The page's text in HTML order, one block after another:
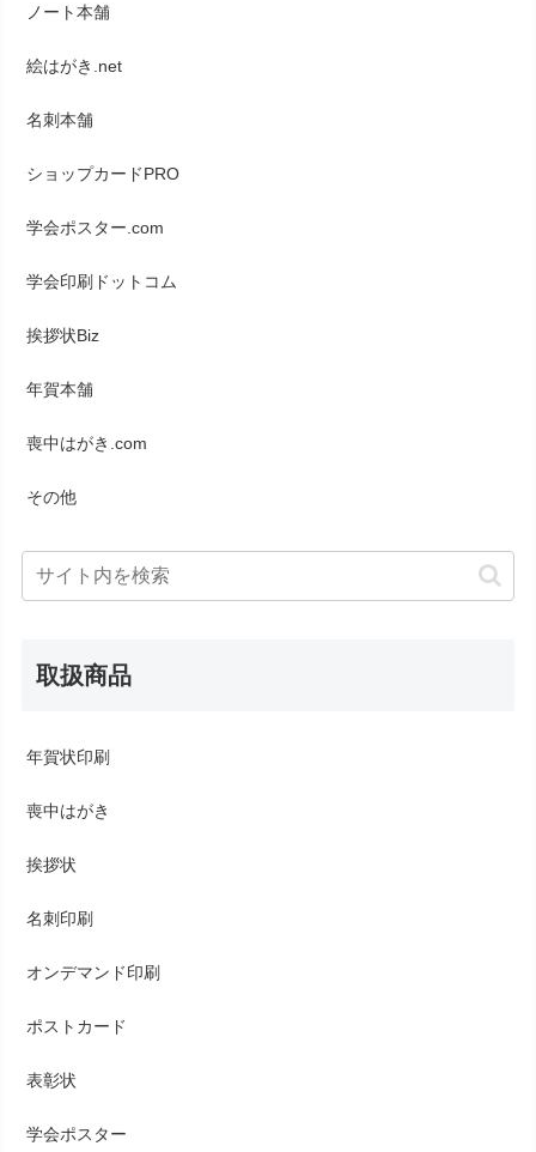
ノート本舗
絵はがき.net
名刺本舗
ショップカードPRO
学会ポスター.com
学会印刷ドットコム
挨拶状Biz
年賀本舗
喪中はがき.com
その他
取扱商品
年賀状印刷
喪中はがき
挨拶状
名刺印刷
オンデマンド印刷
ポストカード
表彰状
学会ポスター